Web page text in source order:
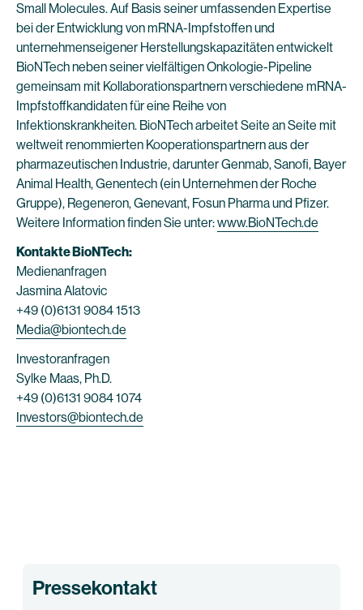
Small Molecules. Auf Basis seiner umfassenden Expertise
bei der Entwicklung von mRNA-Impfstoffen und
unternehmenseigener Herstellungskapazitäten entwickelt
BioNTech neben seiner vielfältigen Onkologie-Pipeline
gemeinsam mit Kollaborationspartnern verschiedene mRNA-
Impfstoffkandidaten für eine Reihe von
Infektionskrankheiten. BioNTech arbeitet Seite an Seite mit
weltweit renommierten Kooperationspartnern aus der
pharmazeutischen Industrie, darunter Genmab, Sanofi, Bayer
Animal Health, Genentech (ein Unternehmen der Roche
Gruppe), Regeneron, Genevant, Fosun Pharma und Pfizer.
Weitere Information finden Sie unter:www.BioNTech.de
Kontakte BioNTech:
Medienanfragen
Jasmina Alatovic
+49 (0)6131 9084 1513
Media@biontech.de
Investoranfragen
Sylke Maas, Ph.D.
+49 (0)6131 9084 1074
Investors@biontech.de
Pressekontakt